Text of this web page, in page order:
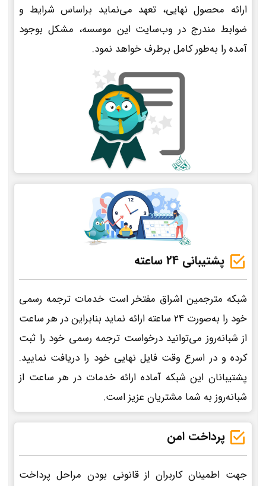
ارائه محصول نهایی، تعهد می‌نماید براساس شرایط و
ضوابط مندرج در وب‌سایت این موسسه، مشکل بوجود
آمده را به‌طور کامل برطرف خواهد نمود.
پشتیبانی 24 ساعته
شبکه مترجمین اشراق مفتخر است خدمات ترجمه رسمی
خود را به‌صورت 24 ساعته ارائه نماید بنابراین در هر ساعت
از شبانه‌روز می‌توانید درخواست ترجمه رسمی خود را ثبت
کرده و در اسرع وقت فایل نهایی خود را دریافت نمایید.
پشتیبانان این شبکه آماده ارائه خدمات در هر ساعت از
شبانه‌روز به شما مشتریان عزیز است.
پرداخت امن
جهت اطمینان کاربران از قانونی بودن مراحل پرداخت